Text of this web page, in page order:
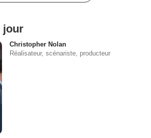
jour
Christopher Nolan
Réalisateur, scénariste, producteur